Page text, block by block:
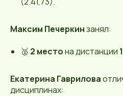
Максим Печеркинзанял:
🥈 2 местона дистанции
Екатерина Гаврилова
дисциплинах: